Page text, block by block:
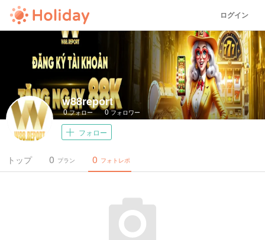
ログイン
w88report
0フォロー 0フォロワー
フォロー
トップ プラン
0 フォトレポ
0